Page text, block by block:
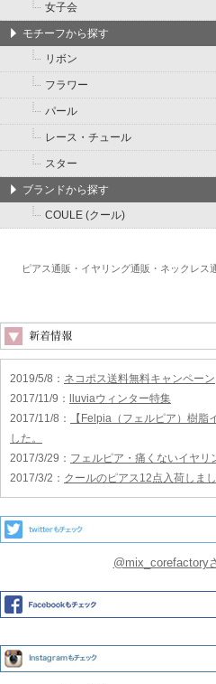
女子会
モチーフから探す
リボン
フラワー
パール
レース・チュール
スター
ブランドから探す
COULE (クール)
ピアス通販・イヤリング通販・ネックレス
2019/5/8 ： ネコポス送料無料キャンペーン
2017/11/9 ：
lluviaウィンター特集
2017/11/8 ：
【Felpia（フェルピア）樹脂
した。
2017/3/29 ： フェルピア・痛くないイヤリ
2017/3/2 ： クールのピアス12点入荷しまし
@mix_corefactory